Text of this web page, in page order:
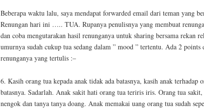
Beberapa waktu lalu, saya mendapat forwarded email dari teman yang
Renungan hari ini ….. TUA. Rupanya penulisnya yang membuat
dan coba mengutarakan hasil renunganya untuk sharing bersama rekan
umurnya sudah cukup tua sedang dalam ” mood ” tertentu. Ada 2 points
renunganya yang tertulis :–
6. Kasih orang tua kepada anak tidak ada batasnya, kasih anak terhadap
batasnya. Sadarlah. Anak sakit hati orang tua teriris iris. Orang tua sakit,
nengok dan tanya tanya doang. Anak memakai uang orang tua sudah